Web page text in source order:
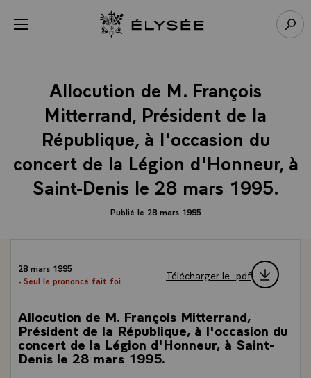
menu Retour à l’accueil Élysée
Allocution de M. François
Mitterrand, Président de la
République, à l'occasion du
concert de la Légion d'Honneur, à
Saint-Denis le 28 mars 1995.
Publié le 28 mars 1995
28 mars 1995
- Seul le prononcé fait foi
Télécharger le .pdf
Allocution de M. François Mitterrand,
Président de la République, à l'occasion du
concert de la Légion d'Honneur, à Saint-
Denis le 28 mars 1995.
Panneau de gestion des cookies